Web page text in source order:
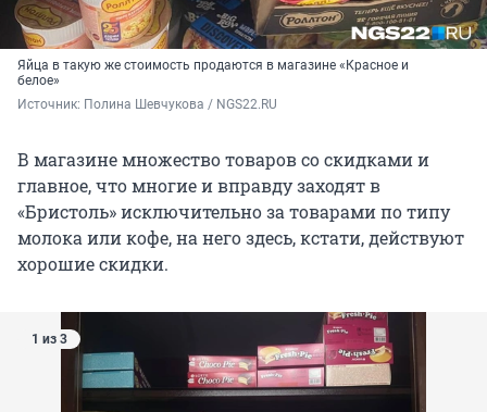
Яйца в такую же стоимость продаются в магазине «Красное и
белое»
Источник: Полина Шевчукова / NGS22.RU
В магазине множество товаров со скидками и
главное, что многие и вправду заходят в
«Бристоль» исключительно за товарами по типу
молока или кофе, на него здесь, кстати, действуют
хорошие скидки.
1 из 3